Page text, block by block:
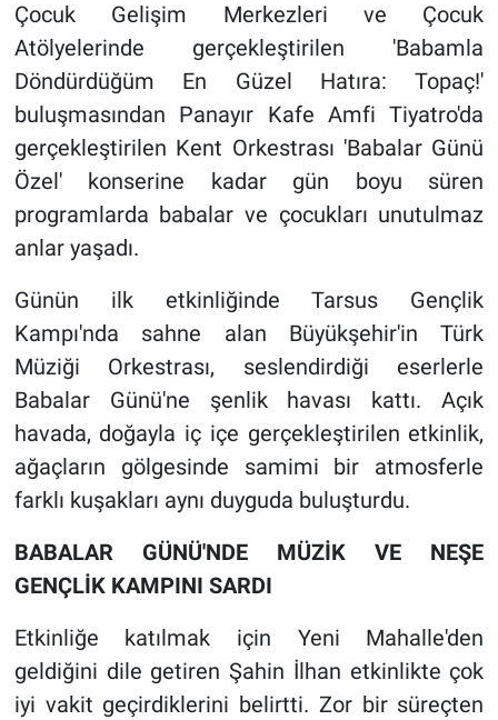
Çocuk Gelişim Merkezleri ve Çocuk
Atölyelerinde gerçekleştirilen 'Babamla
Döndürdüğüm En Güzel Hatıra: Topaç!'
buluşmasından Panayır Kafe Amfi Tiyatro'da
gerçekleştirilen Kent Orkestrası 'Babalar Günü
Özel' konserine kadar gün boyu süren
programlarda babalar ve çocukları unutulmaz
anlar yaşadı.
Günün ilk etkinliğinde Tarsus Gençlik
Kampı'nda sahne alan Büyükşehir'in Türk
Müziği Orkestrası, seslendirdiği eserlerle
Babalar Günü'ne şenlik havası kattı. Açık
havada, doğayla iç içe gerçekleştirilen etkinlik,
ağaçların gölgesinde samimi bir atmosferle
farklı kuşakları aynı duyguda buluşturdu.
BABALAR GÜNÜ'NDE MÜZİK VE NEŞE
GENÇLİK KAMPINI SARDI
Etkinliğe katılmak için Yeni Mahalle'den
geldiğini dile getiren Şahin İlhan etkinlikte çok
iyi vakit geçirdiklerini belirtti. Zor bir süreçten